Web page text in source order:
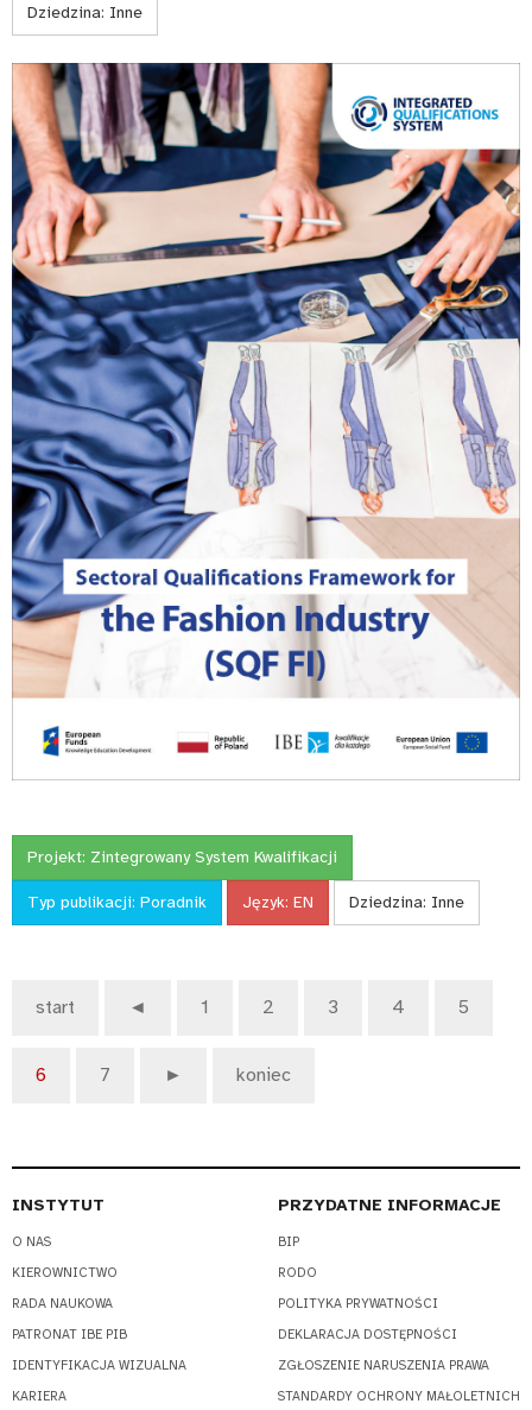
Dziedzina: Inne
Projekt: Zintegrowany System Kwalifikacji
Typ publikacji: Poradnik Język: EN Dziedzina: Inne
start ◄ 1 2 3 4 5
6 7 ► koniec
INSTYTUT
O NAS
KIEROWNICTWO
RADA NAUKOWA
PATRONAT IBE PIB
IDENTYFIKACJA WIZUALNA
KARIERA
PRZYDATNE INFORMACJE
BIP
RODO
POLITYKA PRYWATNOŚCI
DEKLARACJA DOSTĘPNOŚCI
ZGŁOSZENIE NARUSZENIA PRAWA
STANDARDY OCHRONY MAŁOLETNICH